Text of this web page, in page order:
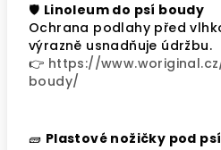
🛡️ Linoleum do psí boudy
Ochrana podlahy před
výrazně usnadňuje údržbu.
👉 https://
boudy/
🧱 Plastové nožičky pod